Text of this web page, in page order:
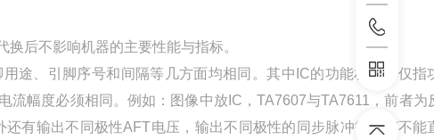
换后不影响机器的主要性能与指标。
途、引脚序号和间隔等几方面均相同。其中IC的功能相同不仅指
流幅度必须相同。例如：图像中放IC，TA7607与TA7611，前者为
有输出不同极性AFT电压，输出不同极性的同步脉冲等IC都不能